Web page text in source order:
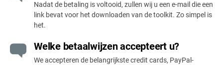
Nadat de betaling is voltooid, zullen wij u een e-mail die een
link bevat voor het downloaden van de toolkit. Zo simpel is
het.
Welke betaalwijzen accepteert u?
We accepteren de belangrijkste credit cards, PayPal-